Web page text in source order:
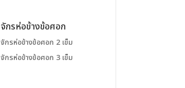
จักรห่อข้างข้อศอก
จักรห่อข้างข้อศอก 2 เข็ม
จักรห่อข้างข้อศอก 3 เข็ม